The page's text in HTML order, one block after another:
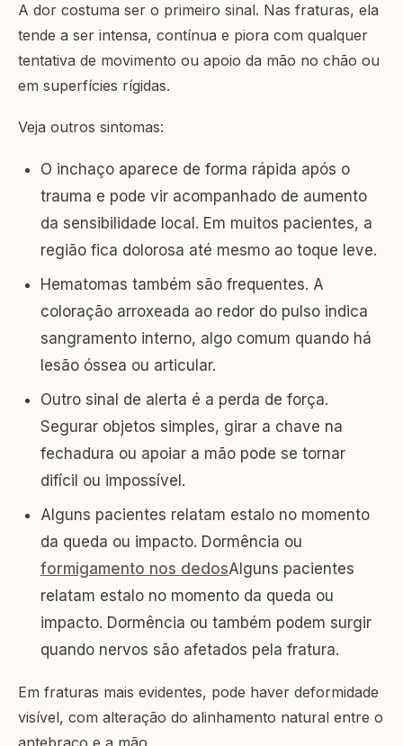
A dor costuma ser o primeiro sinal. Nas fraturas, ela
tende a ser intensa, contínua e piora com qualquer
tentativa de movimento ou apoio da mão no chão ou
em superfícies rígidas.
Veja outros sintomas:
O inchaço aparece de forma rápida após o
trauma e pode vir acompanhado de aumento
da sensibilidade local. Em muitos pacientes, a
região fica dolorosa até mesmo ao toque leve.
Hematomas também são frequentes. A
coloração arroxeada ao redor do pulso indica
sangramento interno, algo comum quando há
lesão óssea ou articular.
Outro sinal de alerta é a perda de força.
Segurar objetos simples, girar a chave na
fechadura ou apoiar a mão pode se tornar
difícil ou impossível.
Alguns pacientes relatam estalo no momento
da queda ou impacto. Dormência ou
formigamento nos dedosAlguns pacientes
relatam estalo no momento da queda ou
impacto. Dormência ou também podem surgir
quando nervos são afetados pela fratura.
Em fraturas mais evidentes, pode haver deformidade
visível, com alteração do alinhamento natural entre o